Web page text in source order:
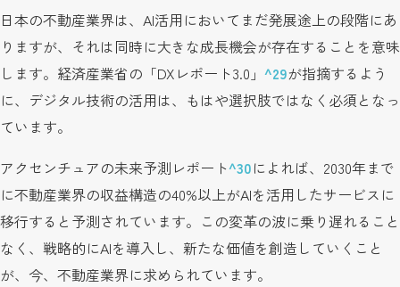
日本の不動産業界は、AI活用においてまだ発展途上の段階にあ
りますが、それは同時に大きな成長機会が存在することを意味
します。経済産業省の「DXレポート3.0」 ^29が指摘するよう
に、デジタル技術の活用は、もはや選択肢ではなく必須となっ
ています。
アクセンチュアの未来予測レポート^30によれば、2030年まで
に不動産業界の収益構造の40%以上がAIを活用したサービスに
移行すると予測されています。この変革の波に乗り遅れること
なく、戦略的にAIを導入し、新たな価値を創造していくこと
が、今、不動産業界に求められています。